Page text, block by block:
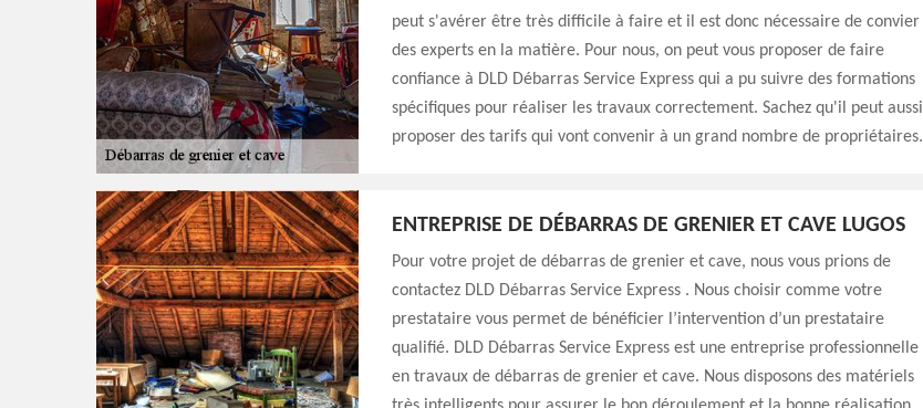
peut s'avérer être très difficile à faire et il est donc nécessaire de convier
des experts en la matière. Pour nous, on peut vous proposer de faire
confiance à DLD Débarras Service Express qui a pu suivre des formations
spécifiques pour réaliser les travaux correctement. Sachez qu'il peut aussi
proposer des tarifs qui vont convenir à un grand nombre de propriétaires.
ENTREPRISE DE DÉBARRAS DE GRENIER ET CAVE LUGOS
Pour votre projet de débarras de grenier et cave, nous vous prions de
contactez DLD Débarras Service Express . Nous choisir comme votre
prestataire vous permet de bénéficier l’intervention d’un prestataire
qualifié. DLD Débarras Service Express est une entreprise professionnelle
en travaux de débarras de grenier et cave. Nous disposons des matériels